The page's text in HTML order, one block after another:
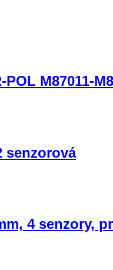
M87011-
senzorová
4 senzory,